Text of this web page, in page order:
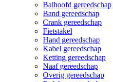
Balhoofd gereedschap
Band gereedschap
Crank gereedschap
Fietstakel
Hand gereedschap
Kabel gereedschap
Ketting gereedschap
Naaf gereedschap
Overig gereedschap